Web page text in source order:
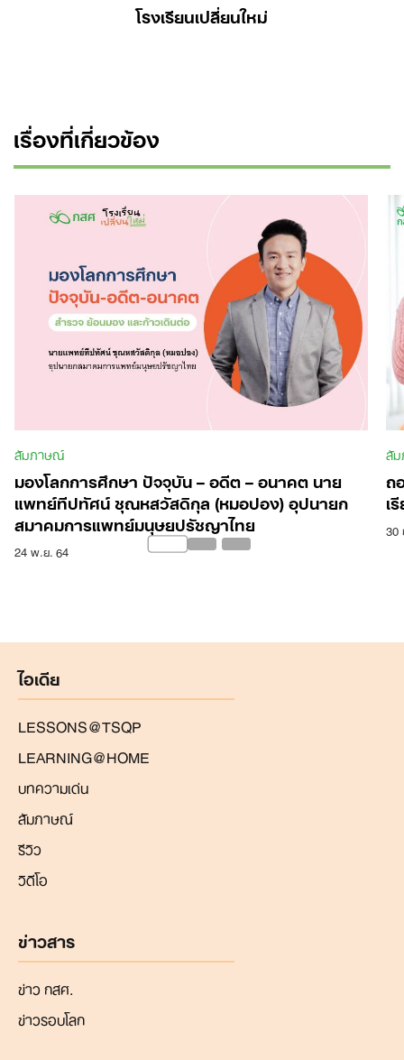
โรงเรียนเปลี่ยนใหม่
เรื่องที่เกี่ยวข้อง
สัมภาษณ์
มองโลกการศึกษา ปัจจุบัน – อดีต – อนาคต นาย
แพทย์ทีปทัศน์ ชุณหสวัสดิกุล (หมอปอง) อุปนายก
สมาคมการแพทย์มนุษยปรัชญาไทย
24 พ.ย. 64
สั
ถ
เ
30
ไอเดีย
LESSONS@TSQP
LEARNING@HOME
บทความเด่น
สัมภาษณ์
รีวิว
วิดีโอ
ข่าวสาร
ข่าว กสศ.
ข่าวรอบโลก